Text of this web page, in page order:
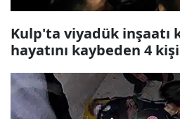
Kulp'ta viyadük inşaatı
hayatını kaybeden 4